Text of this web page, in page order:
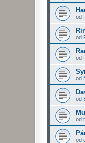
od
od
od
od
od
od
od